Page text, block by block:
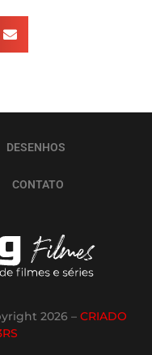
DESENHOS
CONTATO
2026 – CRIADO